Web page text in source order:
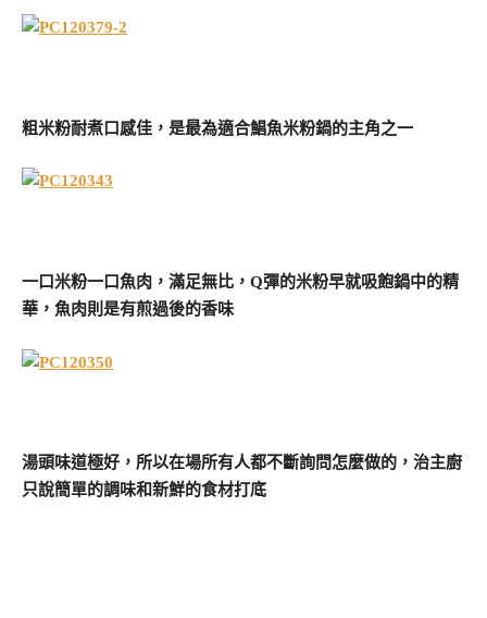
粗米粉耐煮口感佳，是最為適合鯧魚米粉鍋的主角之一
一口米粉一口魚肉，滿足無比，Q彈的米粉早就吸飽鍋中的精
華，魚肉則是有煎過後的香味
湯頭味道極好，所以在場所有人都不斷詢問怎麼做的，治主廚
只說簡單的調味和新鮮的食材打底